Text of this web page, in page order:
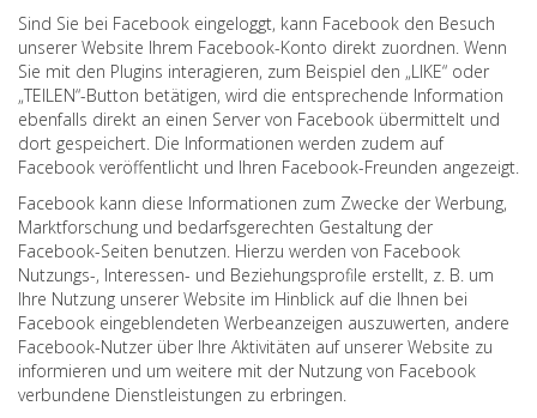
Sind Sie bei Facebook eingeloggt, kann Facebook den Besuch
unserer Website Ihrem Facebook-Konto direkt zuordnen. Wenn
Sie mit den Plugins interagieren, zum Beispiel den „LIKE“ oder
„TEILEN“-Button betätigen, wird die entsprechende Information
ebenfalls direkt an einen Server von Facebook übermittelt und
dort gespeichert. Die Informationen werden zudem auf
Facebook veröffentlicht und Ihren Facebook-Freunden angezeigt.
Facebook kann diese Informationen zum Zwecke der Werbung,
Marktforschung und bedarfsgerechten Gestaltung der
Facebook-Seiten benutzen. Hierzu werden von Facebook
Nutzungs-, Interessen- und Beziehungsprofile erstellt, z. B. um
Ihre Nutzung unserer Website im Hinblick auf die Ihnen bei
Facebook eingeblendeten Werbeanzeigen auszuwerten, andere
Facebook-Nutzer über Ihre Aktivitäten auf unserer Website zu
informieren und um weitere mit der Nutzung von Facebook
verbundene Dienstleistungen zu erbringen.